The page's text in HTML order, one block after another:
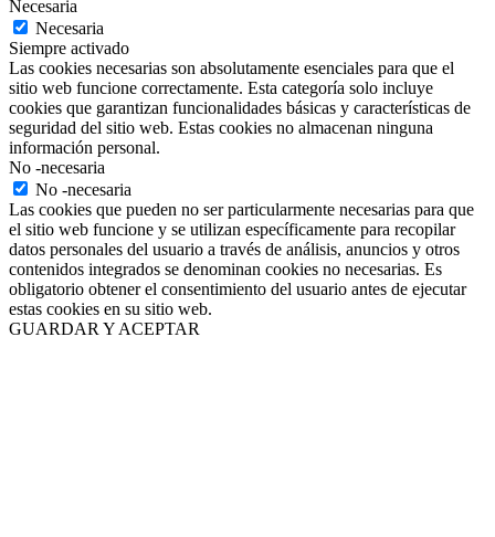
Necesaria
Necesaria
Siempre activado
Las cookies necesarias son absolutamente esenciales para que el
sitio web funcione correctamente. Esta categoría solo incluye
cookies que garantizan funcionalidades básicas y características de
seguridad del sitio web. Estas cookies no almacenan ninguna
información personal.
No -necesaria
No -necesaria
Las cookies que pueden no ser particularmente necesarias para que
el sitio web funcione y se utilizan específicamente para recopilar
datos personales del usuario a través de análisis, anuncios y otros
contenidos integrados se denominan cookies no necesarias. Es
obligatorio obtener el consentimiento del usuario antes de ejecutar
estas cookies en su sitio web.
GUARDAR Y ACEPTAR